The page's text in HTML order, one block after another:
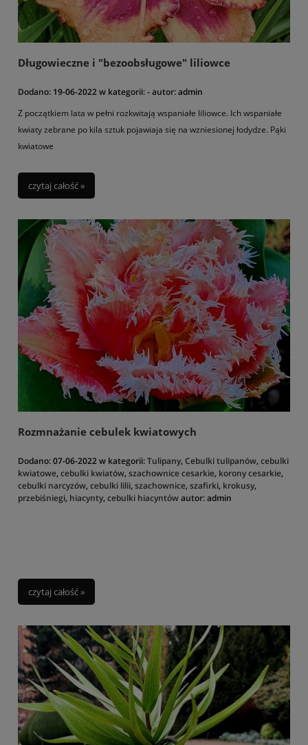
cudownie pachnące jeżówki, juki,pustynniki
krwawniki,ostróżki, trawy . Ponadto posiadamy w ofercie inne
byliny o śródziemnomorskim charakterze np.akanty.
Wiele ciekawym bylin znajdą Państwo w kategorii
Długowieczne i "bezoobsługowe" liliowce
Dodano: 19-06-2022w kategorii:-autor:admin
Z początkiem lata w pełni rozkwitają wspaniałe liliowce. Ich wspaniałe
kwiaty zebrane po kila sztuk pojawiaja się na wzniesionej łodydze. Pąki
kwiatowe
czytaj całość »
Rozmnażanie cebulek kwiatowych
Dodano:07-06-2022w kategorii:Tulipany, Cebulki tulipanów, cebulki
kwiatowe, cebulki kwiatów, szachownice cesarkie, korony cesarkie,
cebulki narcyzów, cebulki lilii, szachownice, szafirki, krokusy,
przebiśniegi, hiacynty, cebulki hiacyntówautor:admin
czytaj całość »